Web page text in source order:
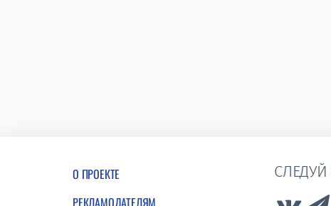
О ПРОЕКТЕ
РЕКЛАМОДАТЕЛЯМ
Link